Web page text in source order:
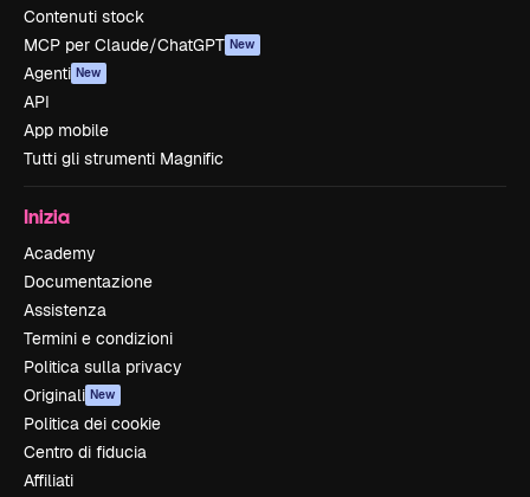
Contenuti stock
MCP per Claude/ChatGPT New
Agenti New
API
App mobile
Tutti gli strumenti Magnific
Inizia
Academy
Documentazione
Assistenza
Termini e condizioni
Politica sulla privacy
Originali New
Politica dei cookie
Centro di fiducia
Affiliati